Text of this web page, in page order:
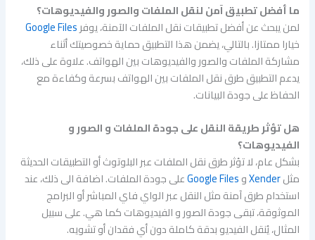
ما أفضل تطبيق آمن لنقل الملفات والصور والفيديوهات؟
لمن يبحث عن أفضل تطبيقات نقل الملفات الآمنة، يوفرGoogle Files
خيارا ممتازا. بالتالي، يضمن هذا التطبيق حماية خصوصيتك أثناء
مشاركة الملفات والصور والفيديوهات بين الهواتف. علاوة على ذلك،
يدعم التطبيق طرق نقل الملفات بين الهواتف بسرعة وكفاءة مع
الحفاظ على جودة البيانات.
هل تؤثر طريقة النقل على جودة الملفات و الصور و
الفيديوهات؟
بشكل عام، لا تؤثر طرق نقل الملفات عبر البلوتوث أو التطبيقات الحديثة
مثلXenderوGoogle Filesعلى جودة الملفات. اضافة الى ذلك، عند
استخدام طرق آمنة مثل النقل عبر الواي فاي المباشر أو البرامج
الموثوقة، تبقى جودة الصور و الفيديوهات كما هي. على سبيل
المثال، يُنقل الفيديو بدقة كاملة دون أي فقدان أو تشويه.